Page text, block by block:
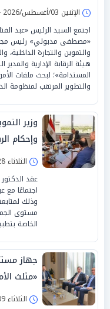
الإثنين 03/أغسطس/2026 - 04:25 م
اجتمع السيد الرئيس «عبد
«مصطفى مدبولي» رئيس مجلس
والتموين والتجارة
هيئة الرقابة الإدارية
المستدامة»؛ لبحث ملفات
والتطوير المرتقب لمنظومة
وزير
وإحكام
المباشر
الثلاثاء 28/يوليو/2026 - 09:36 م
عقد
اجتماعًا مع
وذلك
مستوى
الخاصة
جهاز
«مثلث
الثلاثاء 09/يونيو/2026 - 04:43 م